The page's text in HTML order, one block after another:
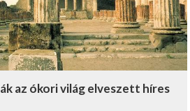
az ókori világ elveszett híres